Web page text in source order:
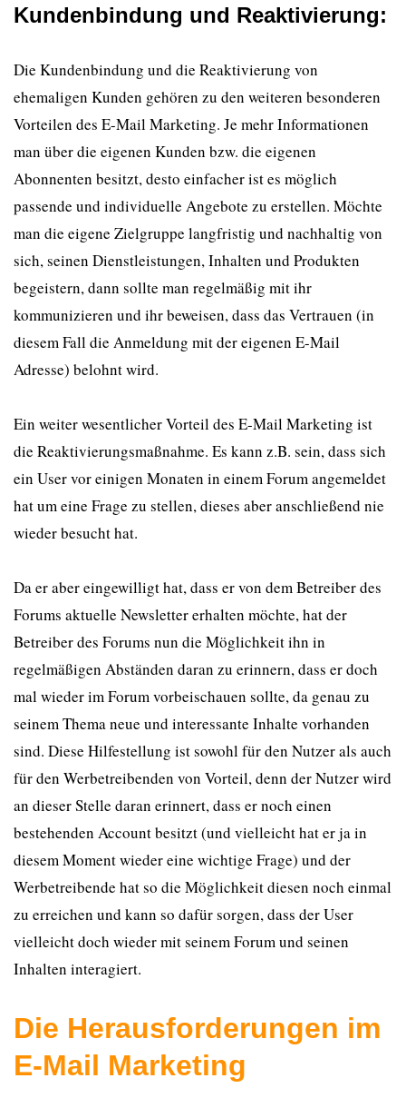
Kundenbindung und Reaktivierung:
Die Kundenbindung und die Reaktivierung von
ehemaligen Kunden gehören zu den weiteren besonderen
Vorteilen des E-Mail Marketing. Je mehr Informationen
man über die eigenen Kunden bzw. die eigenen
Abonnenten besitzt, desto einfacher ist es möglich
passende und individuelle Angebote zu erstellen. Möchte
man die eigene Zielgruppe langfristig und nachhaltig von
sich, seinen Dienstleistungen, Inhalten und Produkten
begeistern, dann sollte man regelmäßig mit ihr
kommunizieren und ihr beweisen, dass das Vertrauen (in
diesem Fall die Anmeldung mit der eigenen E-Mail
Adresse) belohnt wird.
Ein weiter wesentlicher Vorteil des E-Mail Marketing ist
die Reaktivierungsmaßnahme. Es kann z.B. sein, dass sich
ein User vor einigen Monaten in einem Forum angemeldet
hat um eine Frage zu stellen, dieses aber anschließend nie
wieder besucht hat.
Da er aber eingewilligt hat, dass er von dem Betreiber des
Forums aktuelle Newsletter erhalten möchte, hat der
Betreiber des Forums nun die Möglichkeit ihn in
regelmäßigen Abständen daran zu erinnern, dass er doch
mal wieder im Forum vorbeischauen sollte, da genau zu
seinem Thema neue und interessante Inhalte vorhanden
sind. Diese Hilfestellung ist sowohl für den Nutzer als auch
für den Werbetreibenden von Vorteil, denn der Nutzer wird
an dieser Stelle daran erinnert, dass er noch einen
bestehenden Account besitzt (und vielleicht hat er ja in
diesem Moment wieder eine wichtige Frage) und der
Werbetreibende hat so die Möglichkeit diesen noch einmal
zu erreichen und kann so dafür sorgen, dass der User
vielleicht doch wieder mit seinem Forum und seinen
Inhalten interagiert.
Die Herausforderungen im
E-Mail Marketing